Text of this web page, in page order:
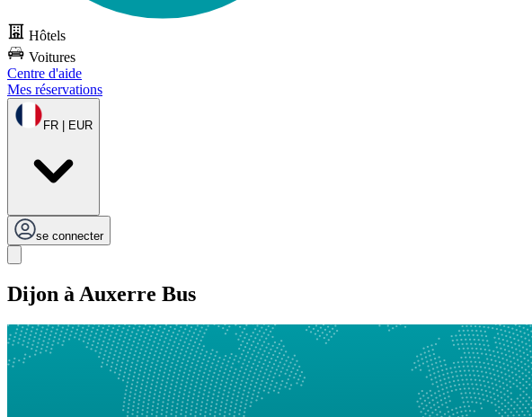
Hôtels
Voitures
Centre d'aide
Mes réservations
FR | EUR
se connecter
Dijon à Auxerre Bus